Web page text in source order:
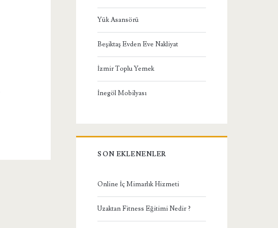
Yük Asansörü
Beşiktaş Evden Eve Nakliyat
İzmir Toplu Yemek
İnegöl Mobilyası
SON EKLENENLER
Online İç Mimarlık Hizmeti
Uzaktan Fitness Eğitimi Nedir ?